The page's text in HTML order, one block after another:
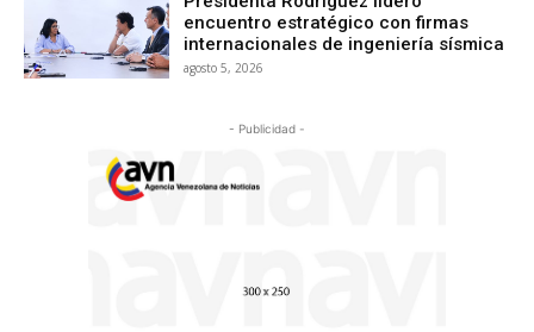
encuentro estratégico con firmas
internacionales de ingeniería sísmica
agosto 5, 2026
- Publicidad -